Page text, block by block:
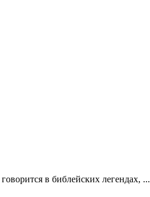
в библейских легендах, ...